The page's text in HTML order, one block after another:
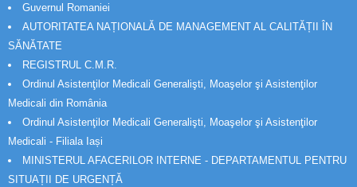
Guvernul Romaniei
AUTORITATEA NAȚIONALĂ DE MANAGEMENT AL CALITĂȚII ÎN
SĂNĂTATE
REGISTRUL C.M.R.
Ordinul Asistenţilor Medicali Generalişti, Moaşelor şi Asistenţilor
Medicali din România
Ordinul Asistenţilor Medicali Generalişti, Moaşelor şi Asistenţilor
Medicali - Filiala Iași
MINISTERUL AFACERILOR INTERNE - DEPARTAMENTUL PENTRU
SITUAȚII DE URGENȚĂ